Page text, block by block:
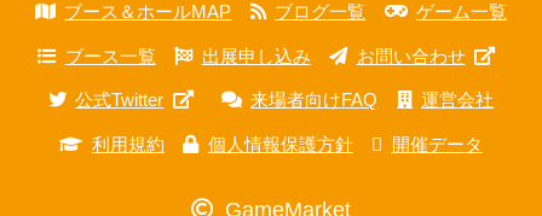
ブース＆ホールMAP ブログ一覧 ゲーム一覧
ブース一覧 出展申し込み お問い合わせ
公式Twitter 来場者向けFAQ 運営会社
利用規約 個人情報保護方針 開催データ
GameMarket